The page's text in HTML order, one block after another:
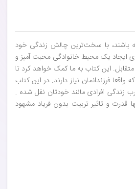
باشند، با سخت‌ترین چالش زندگی خود
ایجاد یک محیط خانوادگی محبت آمیز و
این کتاب به ما کمک خواهد کرد تا
فرزندانمان نیاز دارند. در این کتاب
زندگی افرادی مانند خودتان نقل شده .
قدرت و تاثیر تربیت بدون فریاد مشهود